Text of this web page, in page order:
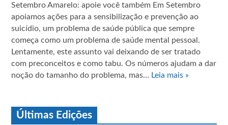
Setembro Amarelo: apoie você também Em Setembro
apoiamos ações para a sensibilização e prevenção ao
suicídio, um problema de saúde pública que sempre
começa como um problema de saúde mental pessoal.
Lentamente, este assunto vai deixando de ser tratado
com preconceitos e como tabu. Os números ajudam a dar
noção do tamanho do problema, mas… Leia mais »
Últimas Edições